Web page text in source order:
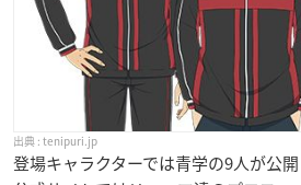
tenipuri.jp
登場キャラクターでは青学の9人が公開